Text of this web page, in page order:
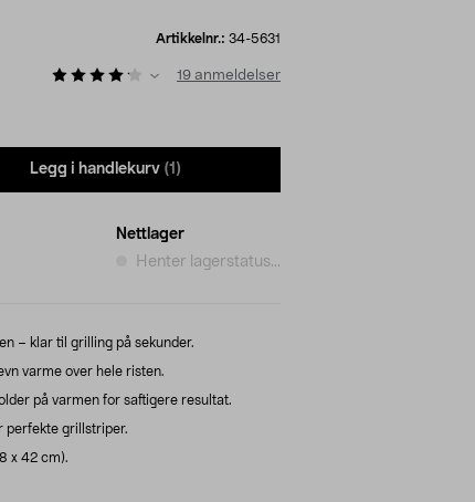
Artikkelnr.: 34-5631
19 anmeldelser
Legg i handlekurv (1)
Nettlager
Henter lagerstatus...
– klar til grilling på sekunder.
varme over hele risten.
på varmen for saftigere resultat.
perfekte grillstriper.
x 42 cm).